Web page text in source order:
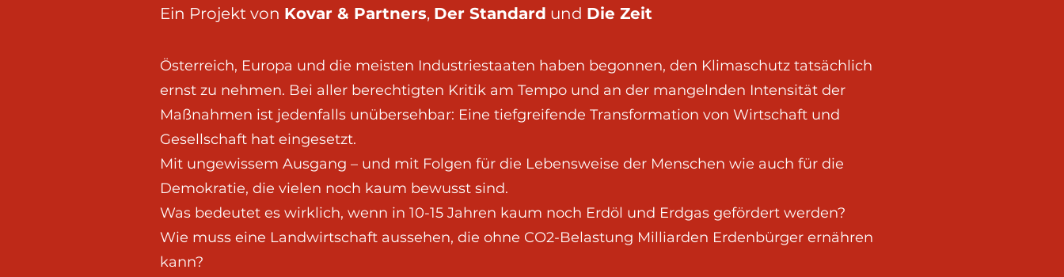
Ein Projekt von Kovar & Partners, Der Standard und Die Zeit
Österreich, Europa und die meisten Industriestaaten haben begonnen, den Klimaschutz tatsächlich
ernst zu nehmen. Bei aller berechtigten Kritik am Tempo und an der mangelnden Intensität der
Maßnahmen ist jedenfalls unübersehbar: Eine tiefgreifende Transformation von Wirtschaft und
Gesellschaft hat eingesetzt.
Mit ungewissem Ausgang – und mit Folgen für die Lebensweise der Menschen wie auch für die
Demokratie, die vielen noch kaum bewusst sind.
Was bedeutet es wirklich, wenn in 10-15 Jahren kaum noch Erdöl und Erdgas gefördert werden?
Wie muss eine Landwirtschaft aussehen, die ohne CO2-Belastung Milliarden Erdenbürger ernähren
kann?